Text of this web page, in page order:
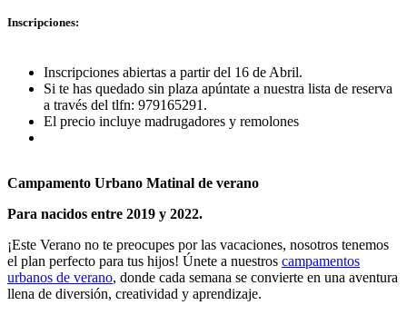
Inscripciones:
Inscripciones abiertas a partir del 16 de Abril.
Si te has quedado sin plaza apúntate a nuestra lista de reserva
a través del tlfn: 979165291.
El precio incluye madrugadores y remolones
Campamento Urbano Matinal de verano
Para nacidos entre 2019 y 2022.
¡Este Verano no te preocupes por las vacaciones, nosotros tenemos
el plan perfecto para tus hijos! Únete a nuestros campamentos
urbanos de verano, donde cada semana se convierte en una aventura
llena de diversión, creatividad y aprendizaje.